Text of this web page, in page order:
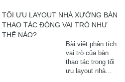
TỐI ƯU LAYOUT NHÀ XƯỞNG BÀN
THAO TÁC ĐÓNG VAI TRÒ NHƯ
THẾ NÀO?
Bài viết phân tích
vai trò của bàn
thao tác trong tối
ưu layout nhà